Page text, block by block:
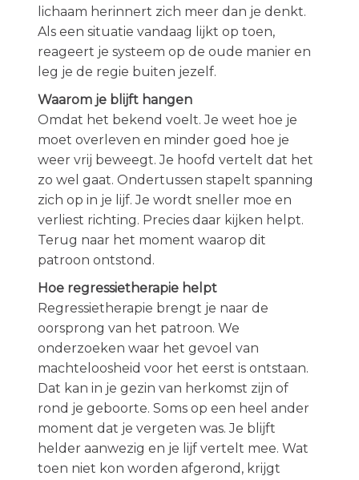
lichaam herinnert zich meer dan je denkt.
Als een situatie vandaag lijkt op toen,
reageert je systeem op de oude manier en
leg je de regie buiten jezelf.
Waarom je blijft hangen
Omdat het bekend voelt. Je weet hoe je
moet overleven en minder goed hoe je
weer vrij beweegt. Je hoofd vertelt dat het
zo wel gaat. Ondertussen stapelt spanning
zich op in je lijf. Je wordt sneller moe en
verliest richting. Precies daar kijken helpt.
Terug naar het moment waarop dit
patroon ontstond.
Hoe regressietherapie helpt
Regressietherapie brengt je naar de
oorsprong van het patroon. We
onderzoeken waar het gevoel van
machteloosheid voor het eerst is ontstaan.
Dat kan in je gezin van herkomst zijn of
rond je geboorte. Soms op een heel ander
moment dat je vergeten was. Je blijft
helder aanwezig en je lijf vertelt mee. Wat
toen niet kon worden afgerond, krijgt